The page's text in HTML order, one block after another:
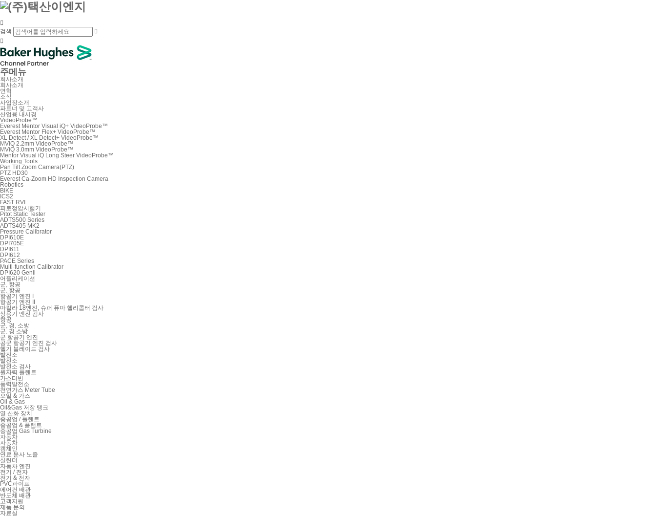

검색


주메뉴
회사소개
회사소개
연혁
소식
사업장소개
파트너 및 고객사
산업용 내시경
VideoProbe™
Everest Mentor Visual iQ+ VideoProbe™
Everest Mentor Flex+ VideoProbe™
XL Detect / XL Detect+ VideoProbe™
MViQ 2.2mm VideoProbe™
MViQ 3.0mm VideoProbe™
Mentor Visual iQ Long Steer VideoProbe™
Working Tools
Pan Tilt Zoom Camera(PTZ)
PTZ HD30
Everest Ca-Zoom HD Inspection Camera
Robotics
BIKE
ICS2
FAST RVI
피토정압시험기
Pitot Static Tester
ADTS500 Series
ADTS405 MK2
Pressure Calibrator
DPI610E
DPI705E
DPI611
DPI612
PACE Series
Multi-function Calibrator
DPI620 Genii
어플리케이션
군, 항공
군, 항공
항공기 엔진 I
항공기 엔진 II
마킬라 18엔진, 슈퍼 퓨마 헬리콥터 검사
상용기 엔진 검사
항공
군, 경, 소방
군, 경 소방
군 항공기 엔진
공군 항공기 엔진 검사
헬기 블레이드 검사
발전소
발전소
발전소 검사
원자력 플랜트
가스터빈
풍력발전소
천연가스 Meter Tube
오일 & 가스
Oil & Gas
Oil&Gas 저장 탱크
열 산화 장치
중공업 / 플랜트
중공업 & 플랜트
중공업 Gas Turbine
자동차
자동차
캠체인
연료 분사 노즐
실린더
자동차 엔진
전기 / 전자
전기 & 전자
PVC파이프
에어컨 배관
반도체 배관
고객지원
제품 문의
자료실